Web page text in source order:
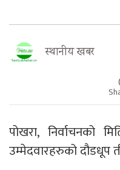
स्थानीय खबर
पोखरा, निर्वाचनको
उम्मेदवारहरुको दौडधूप